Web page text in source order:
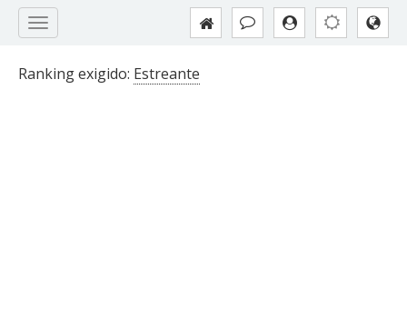
Ranking exigido: Estreante